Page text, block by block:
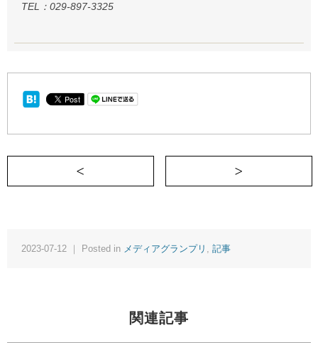
TEL：029-897-3325
2023-07-12 ｜ Posted in メディアグランプリ , 記事
関連記事